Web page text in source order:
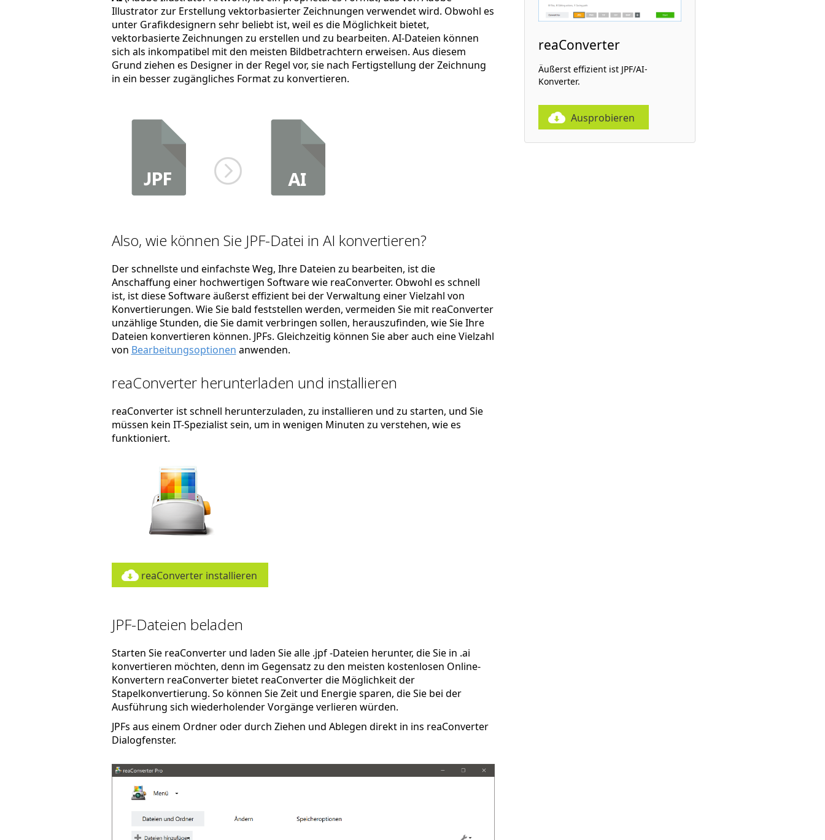
Illustrator zur Erstellung vektorbasierter Zeichnungen verwendet wird. Obwohl es
unter Grafikdesignern sehr beliebt ist, weil es die Möglichkeit bietet,
vektorbasierte Zeichnungen zu erstellen und zu bearbeiten. AI-Dateien können
sich als inkompatibel mit den meisten Bildbetrachtern erweisen. Aus diesem
Grund ziehen es Designer in der Regel vor, sie nach Fertigstellung der Zeichnung
in ein besser zugängliches Format zu konvertieren.
Also, wie können Sie JPF-Datei in AI konvertieren?
Der schnellste und einfachste Weg, Ihre Dateien zu bearbeiten, ist die
Anschaffung einer hochwertigen Software wie reaConverter. Obwohl es schnell
ist, ist diese Software äußerst effizient bei der Verwaltung einer Vielzahl von
Konvertierungen. Wie Sie bald feststellen werden, vermeiden Sie mit reaConverter
unzählige Stunden, die Sie damit verbringen sollen, herauszufinden, wie Sie Ihre
Dateien konvertieren können. JPFs. Gleichzeitig können Sie aber auch eine Vielzahl
von Bearbeitungsoptionen anwenden.
reaConverter herunterladen und installieren
reaConverter ist schnell herunterzuladen, zu installieren und zu starten, und Sie
müssen kein IT-Spezialist sein, um in wenigen Minuten zu verstehen, wie es
funktioniert.
reaConverter installieren
JPF-Dateien beladen
Starten Sie reaConverter und laden Sie alle .jpf -Dateien herunter, die Sie in .ai
konvertieren möchten, denn im Gegensatz zu den meisten kostenlosen Online-
Konvertern reaConverter bietet reaConverter die Möglichkeit der
Stapelkonvertierung. So können Sie Zeit und Energie sparen, die Sie bei der
Ausführung sich wiederholender Vorgänge verlieren würden.
JPFs aus einem Ordner oder durch Ziehen und Ablegen direkt in ins reaConverter
Dialogfenster.
reaConverter
Äußerst effizient ist JPF/AI-
Konverter.
Ausprobieren